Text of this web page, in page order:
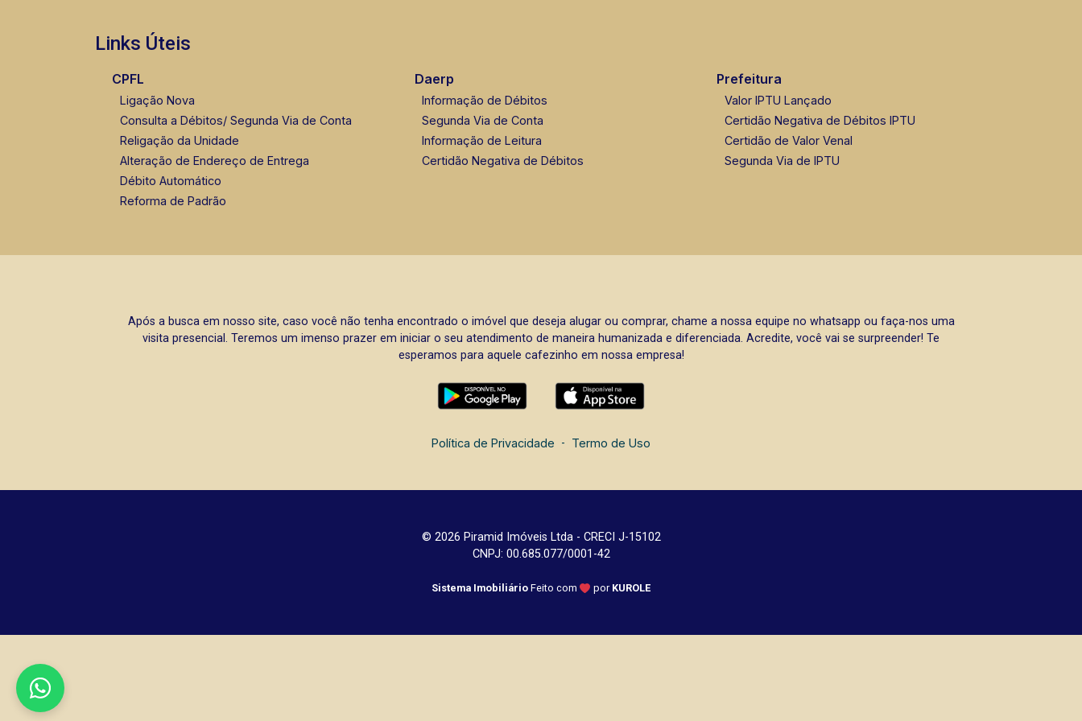
Links Úteis
CPFL
Ligação Nova
Consulta a Débitos/ Segunda Via de Conta
Religação da Unidade
Alteração de Endereço de Entrega
Débito Automático
Reforma de Padrão
Daerp
Informação de Débitos
Segunda Via de Conta
Informação de Leitura
Certidão Negativa de Débitos
Prefeitura
Valor IPTU Lançado
Certidão Negativa de Débitos IPTU
Certidão de Valor Venal
Segunda Via de IPTU
Após a busca em nosso site, caso você não tenha encontrado o imóvel que deseja alugar ou comprar, chame a nossa equipe no whatsapp ou faça-nos uma
visita presencial. Teremos um imenso prazer em iniciar o seu atendimento de maneira humanizada e diferenciada. Acredite, você vai se surpreender! Te
esperamos para aquele cafezinho em nossa empresa!
Política de Privacidade - Termo de Uso
© 2026 Piramid Imóveis Ltda - CRECI J-15102
CNPJ: 00.685.077/0001-42
Sistema Imobiliário Feito com por KUROLE